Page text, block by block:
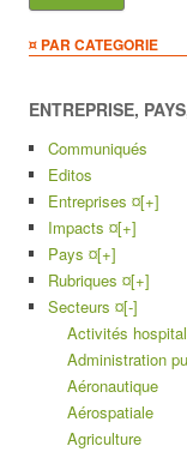
¤ PAR CATEGORIE
ENTREPRISE,
Communiqués
Editos
Entreprises ¤[+]
Impacts ¤[+]
Pays ¤[+]
Rubriques ¤[+]
Secteurs ¤[-]
Activités
Administration
Aéronautique
Aérospatiale
Agriculture